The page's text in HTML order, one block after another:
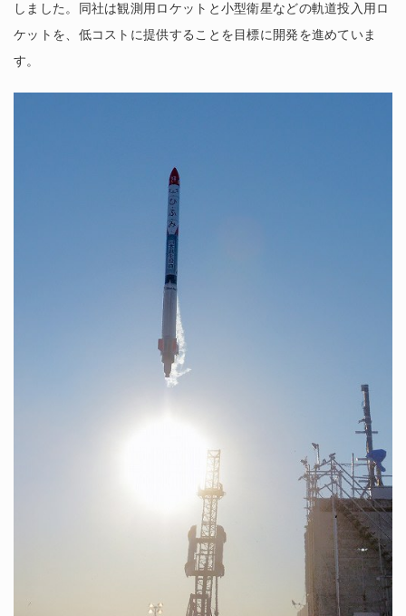
しました。同社は観測用ロケットと小型衛星などの軌道投入用ロ
ケットを、低コストに提供することを目標に開発を進めていま
す。